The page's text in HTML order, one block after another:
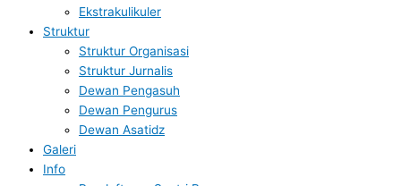
Ekstrakulikuler
Struktur
Struktur Organisasi
Struktur Jurnalis
Dewan Pengasuh
Dewan Pengurus
Dewan Asatidz
Galeri
Info